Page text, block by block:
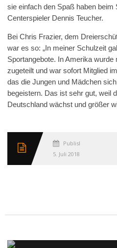
sie einfach den Spaß haben beim
Centerspieler Dennis Teucher.
Bei Chris Frazier, dem
war es so: „In meiner Schulzeit
Sportangebote. In Amerika wurde
zugeteilt und war sofort Mitglied
das die Jungen und Mädchen
begeistern. Das ist sehr gut, weil
Deutschland wächst und größer
Published
5. Juli 2018